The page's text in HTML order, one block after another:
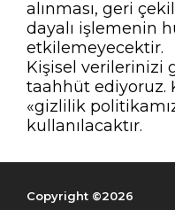
alınması, geri
dayalı işlemenin
etkilemeyecektir.
Kişisel verilerinizi
taahhüt ediyoruz.
«gizlilik
kullanılacaktır.
Copyright ©2026